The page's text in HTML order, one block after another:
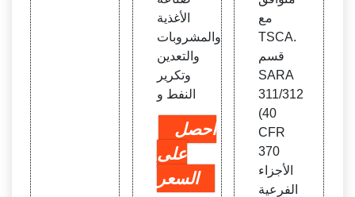
الأغذية
والمشروبات
والتعدين
وتكرير
النفط و
احصل
على
السعر
مع
TSCA.
قسم
SARA
311/312
(40
CFR
370
الأجزاء
الفرعية